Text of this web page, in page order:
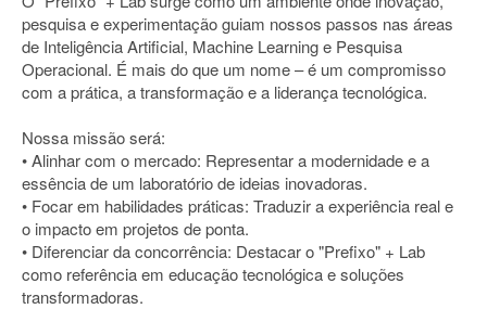
pesquisa e experimentação guiam nossos passos nas áreas
de Inteligência Artificial, Machine Learning e Pesquisa
Operacional. É mais do que um nome – é um compromisso
com a prática, a transformação e a liderança tecnológica.
Nossa missão será:
• Alinhar com o mercado: Representar a modernidade e a
essência de um laboratório de ideias inovadoras.
• Focar em habilidades práticas: Traduzir a experiência real e
o impacto em projetos de ponta.
• Diferenciar da concorrência: Destacar o "Prefixo" + Lab
como referência em educação tecnológica e soluções
transformadoras.